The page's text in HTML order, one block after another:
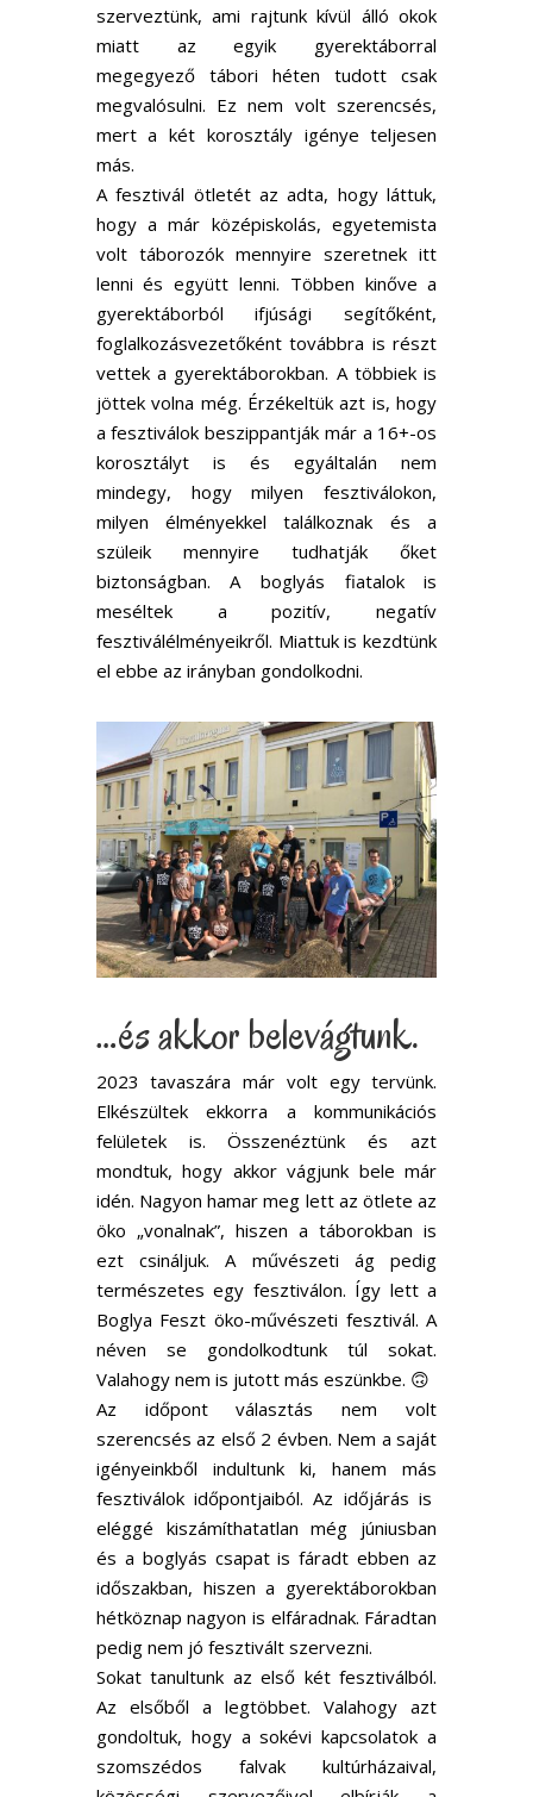
szerveztünk, ami rajtunk kívül álló okok
miatt az egyik gyerektáborral
megegyező tábori héten tudott csak
megvalósulni. Ez nem volt szerencsés,
mert a két korosztály igénye teljesen
más.
A fesztivál ötletét az adta, hogy láttuk,
hogy a már középiskolás, egyetemista
volt táborozók mennyire szeretnek itt
lenni és együtt lenni. Többen kinőve a
gyerektáborból ifjúsági segítőként,
foglalkozásvezetőként továbbra is részt
vettek a gyerektáborokban. A többiek is
jöttek volna még. Érzékeltük azt is, hogy
a fesztiválok beszippantják már a 16+-os
korosztályt is és egyáltalán nem
mindegy, hogy milyen fesztiválokon,
milyen élményekkel találkoznak és a
szüleik mennyire tudhatják őket
biztonságban. A boglyás fiatalok is
meséltek a pozitív, negatív
fesztiválélményeikről. Miattuk is kezdtünk
el ebbe az irányban gondolkodni.
…és akkor belevágtunk.
2023 tavaszára már volt egy tervünk.
Elkészültek ekkorra a kommunikációs
felületek is. Összenéztünk és azt
mondtuk, hogy akkor vágjunk bele már
idén. Nagyon hamar meg lett az ötlete az
öko „vonalnak”, hiszen a táborokban is
ezt csináljuk. A művészeti ág pedig
természetes egy fesztiválon. Így lett a
Boglya Feszt öko-művészeti fesztivál. A
néven se gondolkodtunk túl sokat.
Valahogy nem is jutott más eszünkbe. 🙃
Az időpont választás nem volt
szerencsés az első 2 évben. Nem a saját
igényeinkből indultunk ki, hanem más
fesztiválok időpontjaiból. Az időjárás is
eléggé kiszámíthatatlan még júniusban
és a boglyás csapat is fáradt ebben az
időszakban, hiszen a gyerektáborokban
hétköznap nagyon is elfáradnak. Fáradtan
pedig nem jó fesztivált szervezni.
Sokat tanultunk az első két fesztiválból.
Az elsőből a legtöbbet. Valahogy azt
gondoltuk, hogy a sokévi kapcsolatok a
szomszédos falvak kultúrházaival,